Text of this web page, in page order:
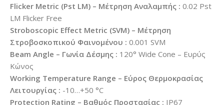
Flicker Metric (Pst LM) – Μέτρηση Αναλαμπής : 0.02 Pst
LM Flicker Free
Stroboscopic Effect Metric (SVM) – Μέτρηση
Στροβοσκοπικού Φαινομένου : 0.001 SVM
Beam Angle – Γωνία Δέσμης : 120° Wide Cone – Ευρύς
Κώνος
Working Temperature Range – Εύρος Θερμοκρασίας
Λειτουργίας : -10…+50 °C
Protection Rating – Βαθμός Προστασίας : IP67